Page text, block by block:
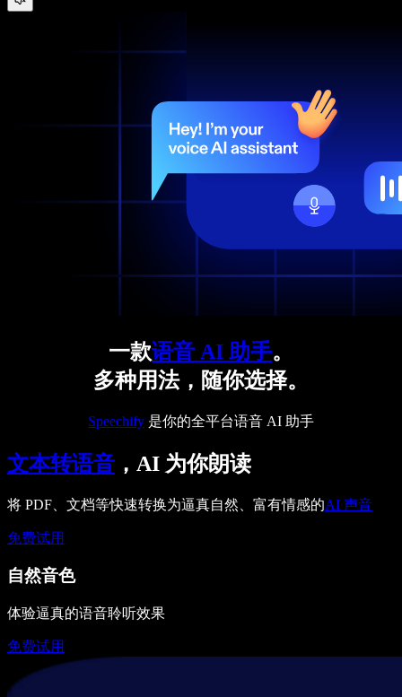
一款语音 AI 助手。
多种用法，随你选择。
Speechify 是你的全平台语音 AI 助手
文本转语音 ，AI 为你朗读
将 PDF、文档等快速转换为逼真自然、富有情感的AI 声音
免费试用
自然音色
体验逼真的语音聆听效果
免费试用